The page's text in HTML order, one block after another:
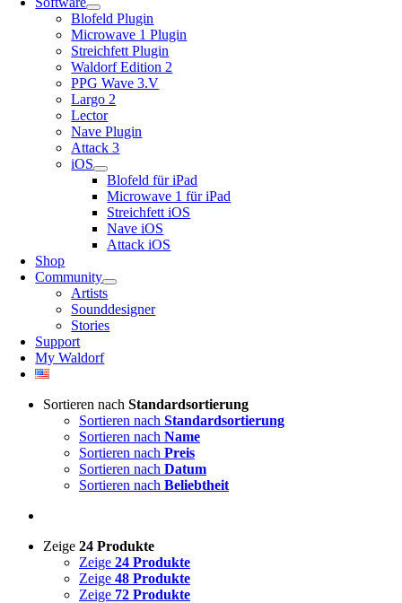
Blofeld Plugin
Microwave 1 Plugin
Streichfett Plugin
Waldorf Edition 2
PPG Wave 3.V
Largo 2
Lector
Nave Plugin
Attack 3
iOS
Blofeld für iPad
Microwave 1 für iPad
Streichfett iOS
Nave iOS
Attack iOS
Shop
Community
Artists
Sounddesigner
Stories
Support
My Waldorf
Sortieren nach Standardsortierung
Sortieren nach Standardsortierung
Sortieren nach Name
Sortieren nach Preis
Sortieren nach Datum
Sortieren nach Beliebtheit
Zeige 24 Produkte
Zeige 24 Produkte
Zeige 48 Produkte
Zeige 72 Produkte